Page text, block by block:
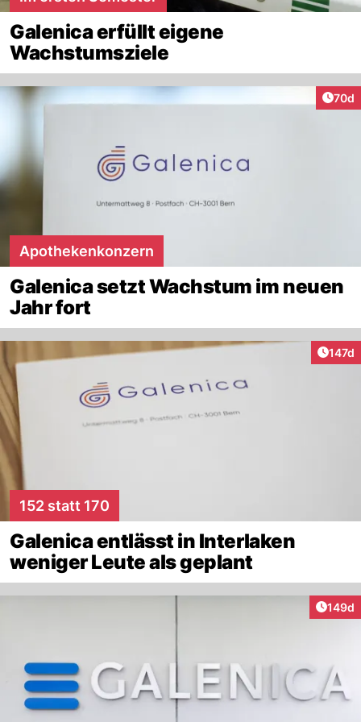
Galenica erfüllt eigene
Wachstumsziele
70d
Apothekenkonzern
Galenica setzt Wachstum im neuen
Jahr fort
147d
152 statt 170
Galenica entlässt in Interlaken
weniger Leute als geplant
149d